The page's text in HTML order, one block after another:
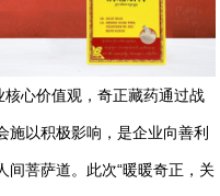
核心价值观，奇正藏药通过战
施以积极影响，是企业向善利
间菩萨道。此次“暖暖奇正，关